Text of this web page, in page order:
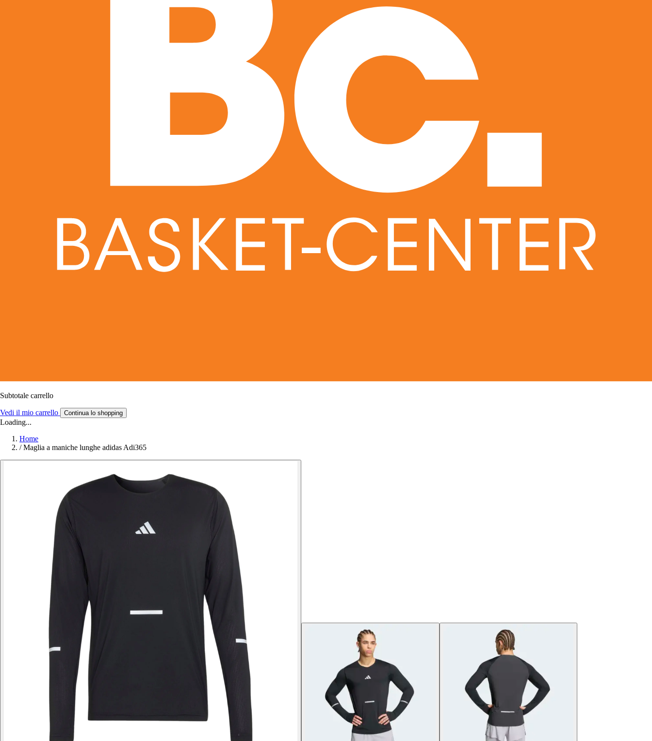
Subtotale carrello
Vedi il mio carrello Continua lo shopping
Loading...
Home
/ Maglia a maniche lunghe adidas Adi365